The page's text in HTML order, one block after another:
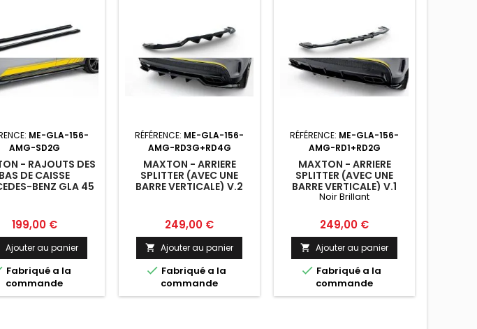
ME-GLA-156-
AMG-SD2G
- RAJOUTS DES
BAS DE CAISSE
BENZ GLA 45
Prix
199,00 €
Ajouter au panier
Fabriqué a la
commande
RÉFÉRENCE: ME-GLA-156-
AMG-RD3G+RD4G
MAXTON - ARRIERE
SPLITTER (AVEC UNE
BARRE VERTICALE) V.2
Prix
249,00 €
 Ajouter au panier
 Fabriqué a la
commande
RÉFÉRENCE: ME-GLA-156-
AMG-RD1+RD2G
MAXTON - ARRIERE
SPLITTER (AVEC UNE
BARRE VERTICALE) V.1
MERCEDES-BENZ GLA 45
Noir Brillant
Prix
249,00 €
 Ajouter au panier
 Fabriqué a la
commande